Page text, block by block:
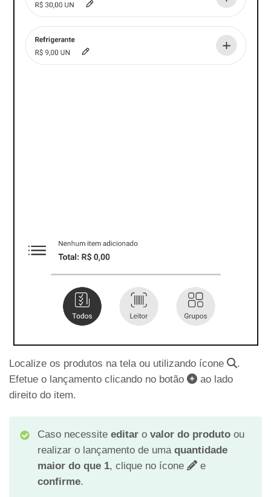
Localize os produtos na tela ou utilizando ícone
.
Efetue o lançamento clicando no botão
ao lado
direito do item.
Caso necessite editaro valor do produtoou
realizar o lançamento de uma quantidade
maior do que 1, clique no ícone
e
confirme.